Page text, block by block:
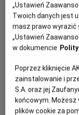
Już od 4 lipca
maratonów, w
przeżyjemy całą
każdej magicznej
kultowej serii, by
Hogwart. To
zaklęcia i sceny,
najlepszym
HARRY POTTER:
„Ustawień
Twoich danych jest
masz prawo wyrazić
„Ustawień
w dokumencie
Poprzez kliknięcie
zainstalowanie i
S.A. oraz jej
końcowym. Możesz
plików cookie za